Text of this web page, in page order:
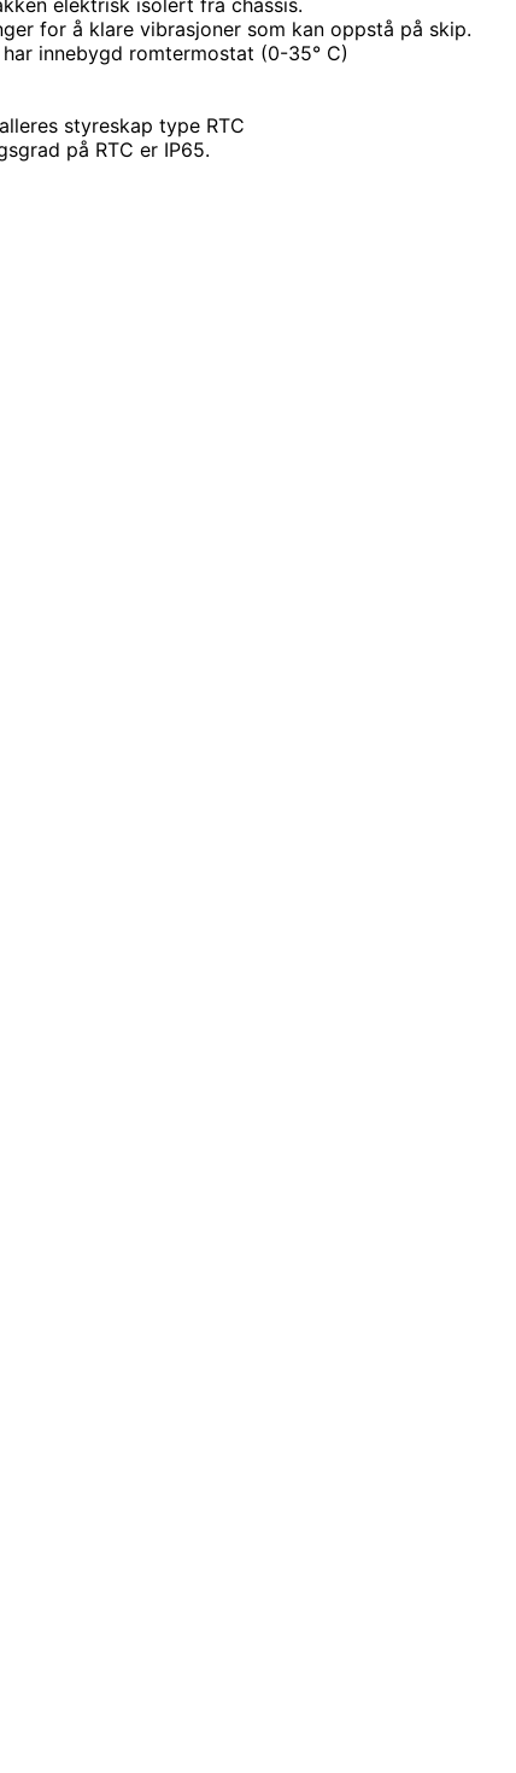
elektrisk isolert fra chassis.
for å klare vibrasjoner som kan oppstå på skip.
innebygd romtermostat (0-35° C)
styreskap type RTC
på RTC er IP65.